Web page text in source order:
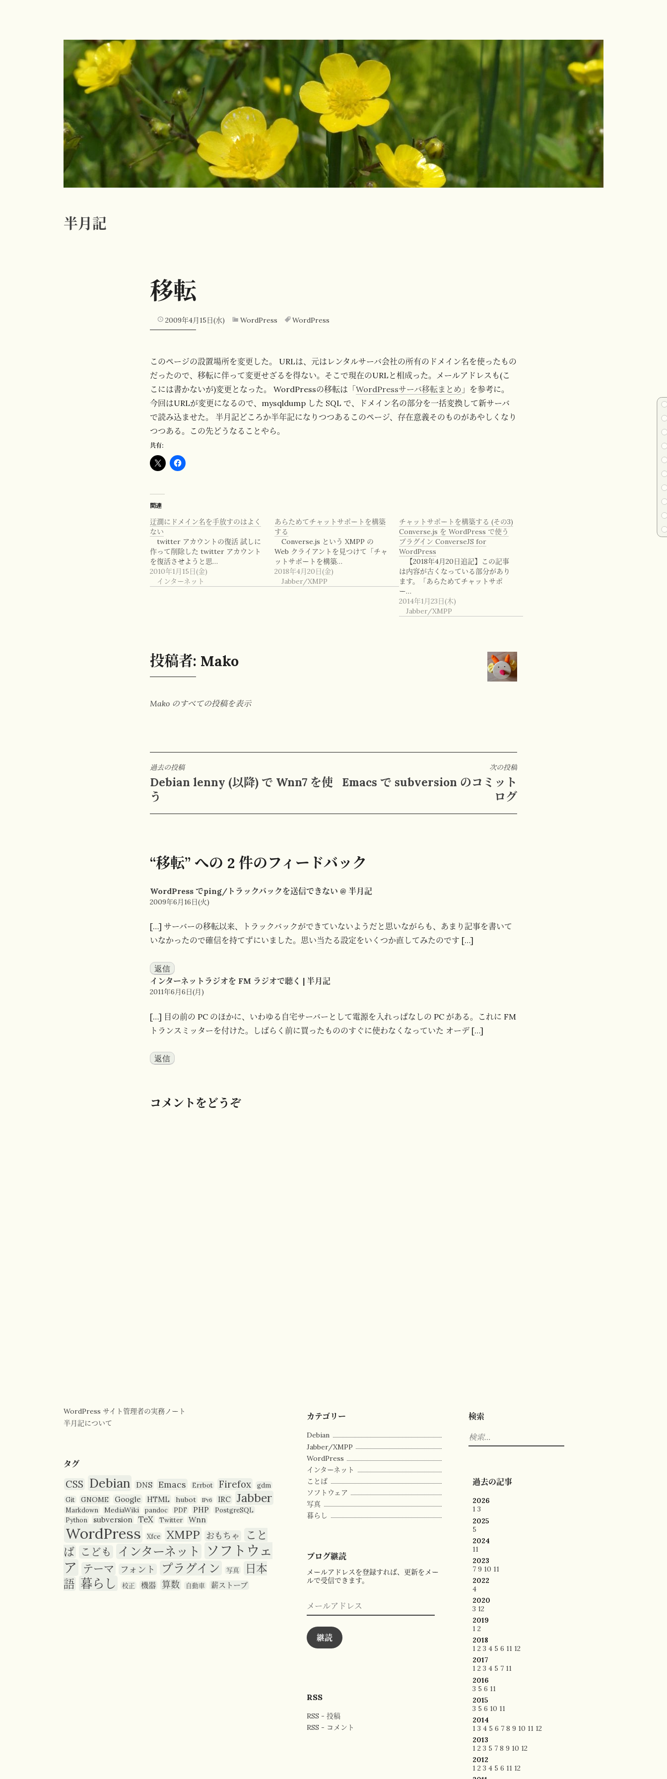
テ
ツ
へ
ス
キ
プ
半月記
移転
2009年4月15日(水) WordPress WordPress
このページの設置場所を変更した。 URLは、元はレンタルサーバ会社の所有のドメイン名を使ったもの
だったので、移転に伴って変更せざるを得ない。そこで現在のURLと相成った。メールアドレスも(こ
こには書かないが)変更となった。 WordPressの移転は「WordPressサーバ移転まとめ 」を参考に。
今回はURLが変更になるので、mysqldump した SQL で、ドメイン名の部分を一括変換して新サーバ
で読み込ませた。 半月記どころか半年記になりつつあるこのページ、存在意義そのものがあやしくなり
つつある。この先どうなることやら。
共有:
関連
迂濶にドメイン名を手放すのはよく
ない
twitter アカウントの復活 試しに
作って削除した twitter アカウント
を復活させようと思…
2010年1月15日(金)
インターネット
あらためてチャットサポートを構築
する
Converse.js という XMPP の
Web クライアントを見つけて「チャ
ットサポートを構築…
2018年4月20日(金)
Jabber/XMPP
チャットサポートを構築する (その3)
Converse.js を WordPress で使う
プラグイン ConverseJS for
WordPress
【2018年4月20日追記】この記事
は内容が古くなっている部分があり
ます。「あらためてチャットサポ
ー…
2014年1月23日(木)
Jabber/XMPP
投稿者: Mako
Mako のすべての投稿を表示
投
稿
ナ
ー
ョ
ン
過去の投稿
Debian lenny (以降) で Wnn7 を使
う
次の投稿
Emacs で subversion のコミット
ログ
“移転” への 2 件のフィードバック
WordPress でping/トラックバックを送信できない @ 半月記
2009年6月16日(火)
[…] サーバーの移転以来、トラックバックができていないようだと思いながらも、あまり記事を書いて
いなかったので確信を持てずにいました。思い当たる設定をいくつか直してみたのです […]
返信
インターネットラジオを FM ラジオで聴く | 半月記
2011年6月6日(月)
[…] 目の前の PC のほかに、いわゆる自宅サーバーとして電源を入れっぱなしの PC がある。これに FM
トランスミッターを付けた。しばらく前に買ったもののすぐに使わなくなっていた オーデ […]
返信
コメントをどうぞ
WordPress サイト管理者の実務ノート
半月記について
タグ
CSS Debian DNS Emacs Errbot Firefox
gdm
Git
GNOME Google HTML hubot IPv6 IRC Jabber
Markdown MediaWiki pandoc PDF PHP
PostgreSQL
Python
subversion TeX Twitter Wnn
WordPress Xfce XMPP おもちゃ
こと
ば こども インターネット
ソフトウェ
ア
テーマ フォント プラグイン 写真
日本
語 暮らし 校正 機器 算数 自動車 薪ストーブ
カテゴリー
Debian
Jabber/XMPP
WordPress
インターネット
ことば
ソフトウェア
写真
暮らし
ブログ継読
メールアドレスを登録すれば、更新をメー
ルで受信できます。
メ
ー
ル
ア
ド
レ
継読
RSS
RSS - 投稿
RSS - コメント
検索
検
索:
過去の記事
2026
1 3
2025
5
2024
11
2023
7 9 10 11
2022
4
2020
3 12
2019
1 2
2018
1 2 3 4 5 6 11 12
2017
1 2 3 4 5 7 11
2016
3 5 6 11
2015
3 5 6 10 11
2014
1 3 4 5 6 7 8 9 10 11 12
2013
1 2 3 5 7 8 9 10 12
2012
1 2 3 4 5 6 11 12